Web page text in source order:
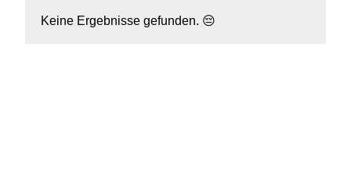
Keine Ergebnisse gefunden. 😔